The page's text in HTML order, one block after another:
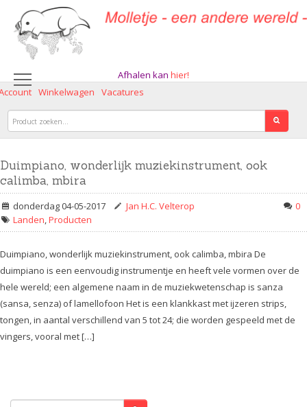
Afhalen kan hier!
Winkelwagen Vacatures
Duimpiano, wonderlijk muziekinstrument, ook
calimba, mbira
0
donderdag 04-05-2017
Jan H.C. Velterop
Landen,Producten
Duimpiano, wonderlijk muziekinstrument, ook calimba, mbira De
duimpiano is een eenvoudig instrumentje en heeft vele vormen over de
hele wereld; een algemene naam in de muziekwetenschap is sanza
(sansa, senza) of lamellofoon Het is een klankkast met ijzeren strips,
tongen, in aantal verschillend van 5 tot 24; die worden gespeeld met de
vingers, vooral met […]